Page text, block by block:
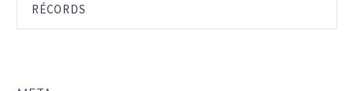
RÉCORDS